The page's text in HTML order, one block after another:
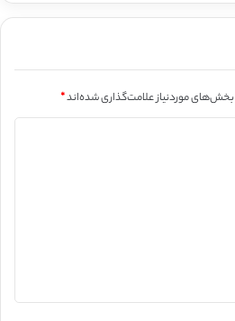
بخش‌های موردنیاز علامت‌گذاری شده‌اند*